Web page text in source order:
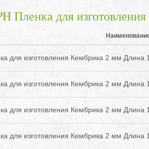
Пленка для
для изготовления Кембрика 2 мм Длина
для изготовления Кембрика 2 мм Длина
для изготовления Кембрика 2 мм Длина
для изготовления Кембрика 2 мм Длина